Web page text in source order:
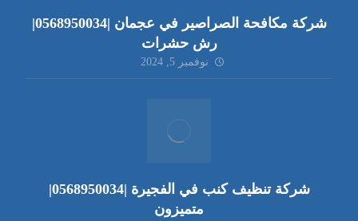
شركة مكافحة الصراصير في عجمان |0568950034|
رش حشرات
نوفمبر 5, 2024
شركة تنظيف كنب في الفجيرة |0568950034|
متميزون